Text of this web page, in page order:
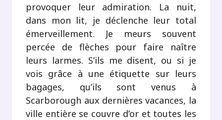
provoquer leur admiration. La nuit,
dans mon lit, je déclenche leur total
émerveillement. Je meurs souvent
percée de flèches pour faire naître
leurs larmes. S’ils me disent, ou si je
vois grâce à une étiquette sur leurs
bagages, qu’ils sont venus à
Scarborough aux dernières vacances, la
ville entière se couvre d’or et toutes les